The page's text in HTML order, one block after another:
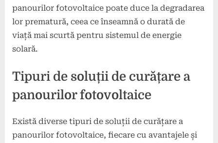
panourilor fotovoltaice poate duce la degradarea
lor prematură, ceea ce înseamnă o durată de
viață mai scurtă pentru sistemul de energie
solară.
Tipuri de soluții de curățare a
panourilor fotovoltaice
Există diverse tipuri de soluții de curățare a
panourilor fotovoltaice, fiecare cu avantajele și